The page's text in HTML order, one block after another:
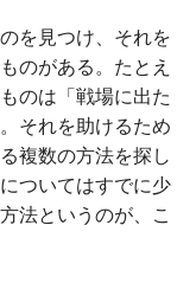
を見つけ、それを
のがある。たとえ
のは「戦場に出た
それを助けるため
複数の方法を探し
ついてはすでに少
法というのが、こ